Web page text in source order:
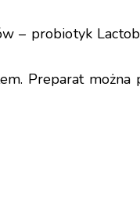
– probiotyk
Preparat można